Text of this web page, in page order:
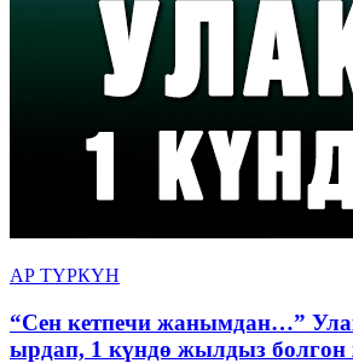
АР ТҮРКҮН
“Сен кетпечи жанымдан…”
ырдап, 1 күндө жылдыз болгон